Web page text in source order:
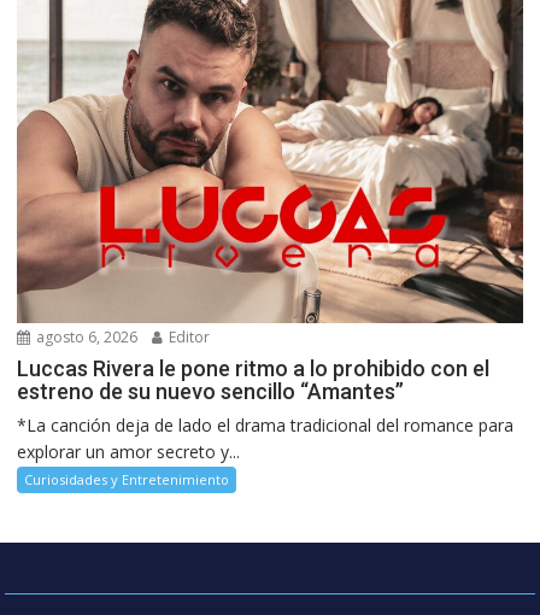
agosto 6, 2026 Editor
Luccas Rivera le pone ritmo a lo prohibido con el
estreno de su nuevo sencillo “Amantes”
*La canción deja de lado el drama tradicional del romance para
explorar un amor secreto y...
Curiosidades y Entretenimiento